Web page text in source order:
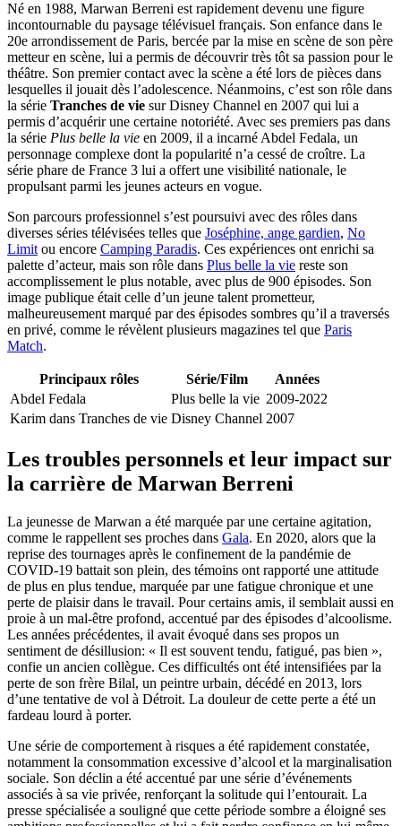
Né en 1988, Marwan Berreni est rapidement devenu une figure
incontournable du paysage télévisuel français. Son enfance dans le
20e arrondissement de Paris, bercée par la mise en scène de son père
metteur en scène, lui a permis de découvrir très tôt sa passion pour le
théâtre. Son premier contact avec la scène a été lors de pièces dans
lesquelles il jouait dès l’adolescence. Néanmoins, c’est son rôle dans
la série Tranches de vie sur Disney Channel en 2007 qui lui a
permis d’acquérir une certaine notoriété. Avec ses premiers pas dans
la série Plus belle la vie en 2009, il a incarné Abdel Fedala, un
personnage complexe dont la popularité n’a cessé de croître. La
série phare de France 3 lui a offert une visibilité nationale, le
propulsant parmi les jeunes acteurs en vogue.
Son parcours professionnel s’est poursuivi avec des rôles dans
diverses séries télévisées telles que Joséphine, ange gardien, No
Limit ou encore Camping Paradis. Ces expériences ont enrichi sa
palette d’acteur, mais son rôle dans Plus belle la vie reste son
accomplissement le plus notable, avec plus de 900 épisodes. Son
image publique était celle d’un jeune talent prometteur,
malheureusement marqué par des épisodes sombres qu’il a traversés
en privé, comme le révèlent plusieurs magazines tel que Paris
Match.
Principaux rôles Série/Film
Années
Abdel Fedala
Plus belle la vie 2009-2022
Karim dans Tranches de vie Disney Channel 2007
Les troubles personnels et leur impact sur
la carrière de Marwan Berreni
La jeunesse de Marwan a été marquée par une certaine agitation,
comme le rappellent ses proches dans Gala. En 2020, alors que la
reprise des tournages après le confinement de la pandémie de
COVID-19 battait son plein, des témoins ont rapporté une attitude
de plus en plus tendue, marquée par une fatigue chronique et une
perte de plaisir dans le travail. Pour certains amis, il semblait aussi en
proie à un mal-être profond, accentué par des épisodes d’alcoolisme.
Les années précédentes, il avait évoqué dans ses propos un
sentiment de désillusion: « Il est souvent tendu, fatigué, pas bien »,
confie un ancien collègue. Ces difficultés ont été intensifiées par la
perte de son frère Bilal, un peintre urbain, décédé en 2013, lors
d’une tentative de vol à Détroit. La douleur de cette perte a été un
fardeau lourd à porter.
Une série de comportement à risques a été rapidement constatée,
notamment la consommation excessive d’alcool et la marginalisation
sociale. Son déclin a été accentué par une série d’événements
associés à sa vie privée, renforçant la solitude qui l’entourait. La
presse spécialisée a souligné que cette période sombre a éloigné ses